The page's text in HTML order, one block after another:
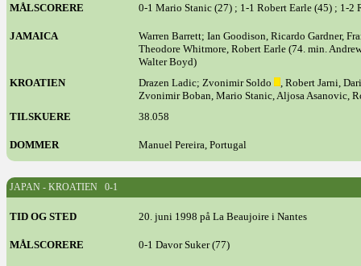
MÅLSCORERE 0-1 Mario Stanic (27) ; 1-1 Robert Earle (45) ; 1-2
JAMAICA
Warren Barrett; Ian Goodison, Ricardo Gardner,
Theodore Whitmore, Robert Earle (74. min.
Walter Boyd)
KROATIEN
Drazen Ladic; Zvonimir Soldo
, Robert Jarni,
Zvonimir Boban, Mario Stanic, Aljosa Asanovic,
TILSKUERE
38.058
DOMMER Manuel Pereira, Portugal
JAPAN - KROATIEN 0-1
TID OG STED 20. juni 1998 på La Beaujoire i Nantes
MÅLSCORERE 0-1 Davor Suker (77)